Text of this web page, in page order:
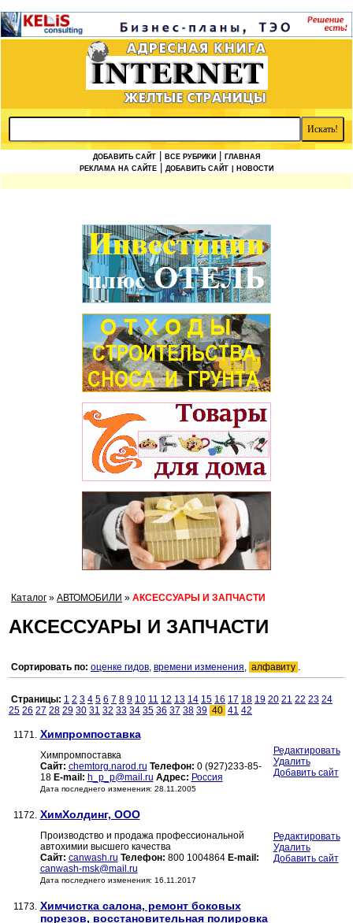
ДОБАВИТЬ САЙТ ВСЕ РУБРИКИ
ГЛАВНАЯ
РЕКЛАМА НА САЙТЕ
ДОБАВИТЬ САЙТ | НОВОСТИ
Каталог » АВТОМОБИЛИ » АКСЕССУАРЫ И ЗАПЧАСТИ
АКСЕССУАРЫ И ЗАПЧАСТИ
Сортировать по: оценке гидов, времени изменения, алфавиту .
Страницы: 1 2 3 4 5 6 7 8 9 10 11 12 13 14 15 16 17 18 19 20 21 22 23 24
25 26 27 28 29 30 31 32 33 34 35 36 37 38 39 40 41 42
1171. Химпромпоставка
Химпромпоставка
Сайт: chemtorg.narod.ru Телефон: 0 (927)233-85-
18 E-mail: h_p_p@mail.ru Адрес: Россия
Дата последнего изменения: 28.11.2005
Редактировать
Удалить
Добавить сайт
1172. ХимХолдинг, ООО
Производство и продажа профессиональной
автохимии высшего качества
Сайт: canwash.ru Телефон: 800 1004864 E-mail:
canwash-msk@mail.ru
Дата последнего изменения: 16.11.2017
Редактировать
Удалить
Добавить сайт
1173. Химчистка салона, ремонт боковых
порезов, восстановительная полировка